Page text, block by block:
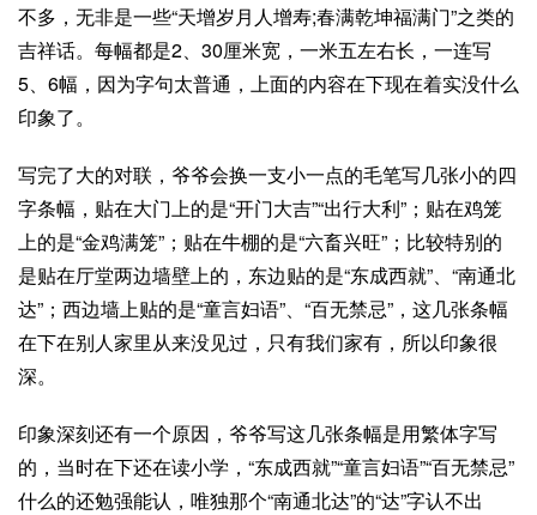
不多，无非是一些“天增岁月人增寿;春满乾坤福满门”之类的
吉祥话。每幅都是2、30厘米宽，一米五左右长，一连写
5、6幅，因为字句太普通，上面的内容在下现在着实没什么
印象了。
写完了大的对联，爷爷会换一支小一点的毛笔写几张小的四
字条幅，贴在大门上的是“开门大吉”“出行大利”；贴在鸡笼
上的是“金鸡满笼”；贴在牛棚的是“六畜兴旺”；比较特别的
是贴在厅堂两边墙壁上的，东边贴的是“东成西就”、“南通北
达”；西边墙上贴的是“童言妇语”、“百无禁忌”，这几张条幅
在下在别人家里从来没见过，只有我们家有，所以印象很
深。
印象深刻还有一个原因，爷爷写这几张条幅是用繁体字写
的，当时在下还在读小学，“东成西就”“童言妇语”“百无禁忌”
什么的还勉强能认，唯独那个“南通北达”的“达”字认不出